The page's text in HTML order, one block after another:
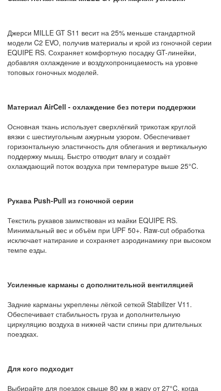
Джерси MILLE GT S11 весит на 25% меньше стандартной
модели C2 EVO, получив материалы и крой из гоночной серии
EQUIPE RS. Сохраняет комфортную посадку GT-линейки,
добавляя охлаждение и воздухопроницаемость на уровне
топовых гоночных моделей.
Материал AirCell - охлаждение без потери поддержки
Основная ткань использует сверхлёгкий трикотаж круглой
вязки с шестиугольным ажурным узором. Обеспечивает
горизонтальную эластичность для облегания и вертикальную
поддержку мышц. Быстро отводит влагу и создаёт
охлаждающий поток воздуха при температуре выше 25°C.
Рукава Push-Pull из гоночной серии
Текстиль рукавов заимствован из майки EQUIPE RS.
Минимальный вес и объём при UPF 50+. Raw-cut обработка
исключает натирание и сохраняет аэродинамику при высоком
темпе езды.
Усиленные карманы с дополнительной вентиляцией
Задние карманы укреплены лёгкой сеткой Stabilizer V11.
Обеспечивает стабильность груза и дополнительную
циркуляцию воздуха в нижней части спины при длительных
поездках.
Для кого подходит
Выбирайте для поездок свыше 80 км в жару от 27°C, когда